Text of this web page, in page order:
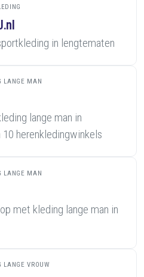
in lengtematen
LANGE MAN
lange man in
herenkledingwinkels
LANGE MAN
met kleding lange man in
LANGE VROUW